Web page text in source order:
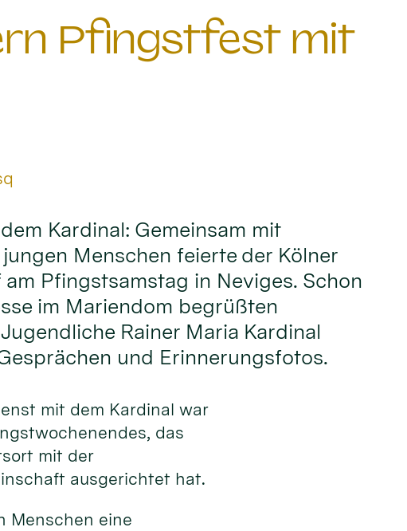
Pfingstfest mit
Kardinal: Gemeinsam mit
Menschen feierte der Kölner
Pfingstsamstag in Neviges. Schon
im Mariendom begrüßten
Rainer Maria Kardinal
und Erinnerungsfotos.
mit dem Kardinal war
das
mit der
ausgerichtet hat.
Menschen eine